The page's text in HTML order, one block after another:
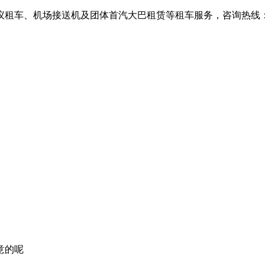
车、机场接送机及团体首汽大巴租赁等租车服务，咨询热线
的呢